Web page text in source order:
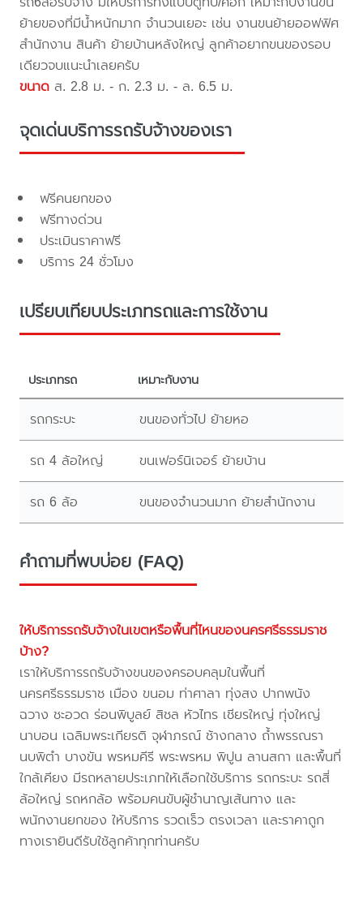
ย้ายของที่มีน้ำหนักมาก จำนวนเยอะ เช่น งานขนย้ายออฟฟิศ
สำนักงาน สินค้า ย้ายบ้านหลังใหญ่ ลูกค้าอยากขนของรอบ
เดียวจบแนะนำเลยครับ
ขนาด ส. 2.8 ม. - ก. 2.3 ม. - ล. 6.5 ม.
จุดเด่นบริการรถรับจ้างของเรา
ฟรีคนยกของ
ฟรีทางด่วน
ประเมินราคาฟรี
บริการ 24 ชั่วโมง
เปรียบเทียบประเภทรถและการใช้งาน
ประเภทรถ เหมาะกับงาน
รถกระบะ ขนของทั่วไป ย้ายหอ
รถ 4 ล้อใหญ่ ขนเฟอร์นิเจอร์ ย้ายบ้าน
รถ 6 ล้อ ขนของจำนวนมาก ย้ายสำนักงาน
คำถามที่พบบ่อย (FAQ)
ให้บริการรถรับจ้างในเขตหรือพื้นที่ไหนของนครศรีธรรมราช
บ้าง?
เราให้บริการรถรับจ้างขนของครอบคลุมในพื้นที่
นครศรีธรรมราช เมือง ขนอม ท่าศาลา ทุ่งสง ปากพนัง
ฉวาง ชะอวด ร่อนพิบูลย์ สิชล หัวไทร เชียรใหญ่ ทุ่งใหญ่
นาบอน เฉลิมพระเกียรติ จุฬาภรณ์ ช้างกลาง ถ้ำพรรณรา
นบพิตำ บางขัน พรหมคีรี พระพรหม พิปูน ลานสกา และพื้นที่
ใกล้เคียง มีรถหลายประเภทให้เลือกใช้บริการ รถกระบะ รถสี่
ล้อใหญ่ รถหกล้อ พร้อมคนขับผู้ชำนาญเส้นทาง และ
พนักงานยกของ ให้บริการ รวดเร็ว ตรงเวลา และราคาถูก
ทางเรายินดีรับใช้ลูกค้าทุกท่านครับ